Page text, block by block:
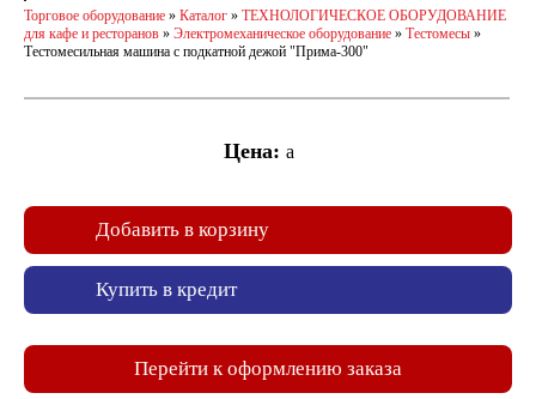
Торговое оборудование » Каталог » ТЕХНОЛОГИЧЕСКОЕ ОБОРУДОВАНИЕ
для кафе и ресторанов » Электромеханическое оборудование » Тестомесы »
Тестомесильная машина с подкатной дежой "Прима-300"
Цена: a
Добавить в корзину
Купить в кредит
Перейти к оформлению заказа